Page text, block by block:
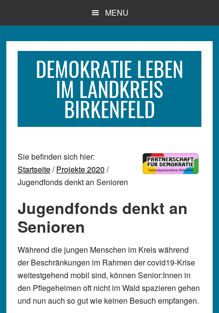
MENU
DEMOKRATIE LEBEN
IM LANDKREIS
BIRKENFELD
Sie befinden sich hier:
Startseite/Projekte 2020 /
Jugendfonds denkt an Senioren
Jugendfonds denkt an
Senioren
Während die jungen Menschen im Kreis während
der Beschränkungen im Rahmen der covid19-Krise
weitestgehend mobil sind, können Senior:Innen in
den Pflegeheimen oft nicht im Wald spazieren gehen
und nun auch so gut wie keinen Besuch empfangen.